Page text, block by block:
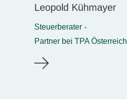
Leopold Kühmayer
Steuerberater
Partner bei TPA Österreich